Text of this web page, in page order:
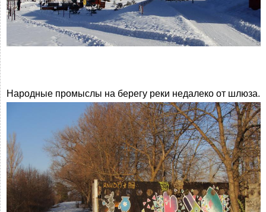
Народные промыслы на берегу реки недалеко от шлюза.